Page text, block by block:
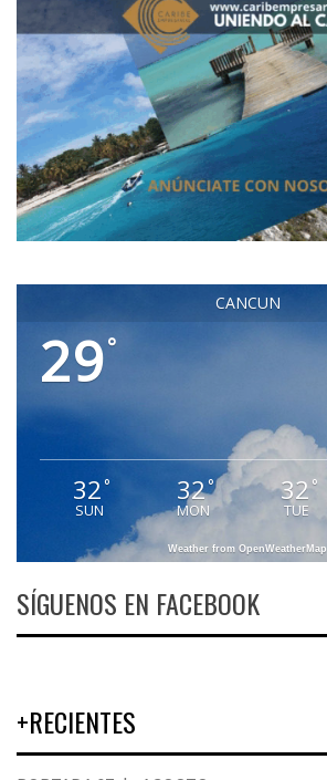
CANCUN
29°
32°
SUN
32°
MON
32 °
TUE
Weather from OpenWeatherMap
SÍGUENOS EN FACEBOOK
+RECIENTES